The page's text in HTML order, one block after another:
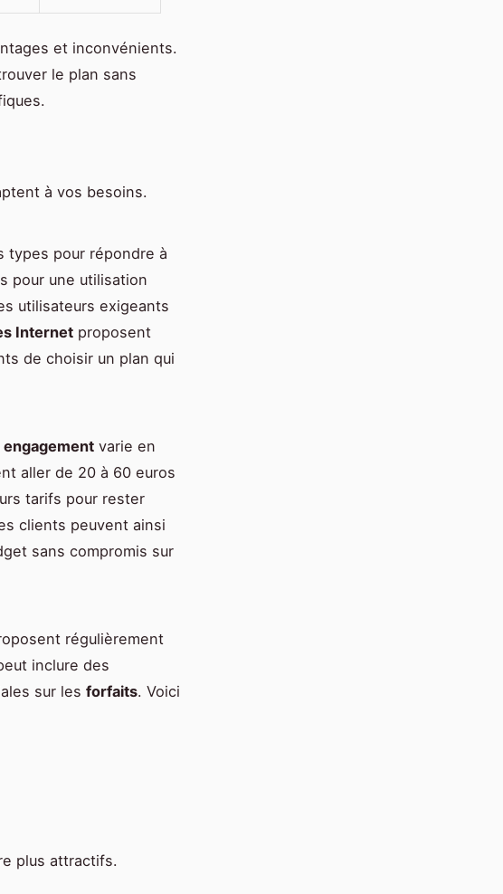
et inconvénients.
le plan sans
à vos besoins.
types pour répondre à
pour une utilisation
utilisateurs exigeants
Internet proposent
de choisir un plan qui
varie en
aller de 20 à 60 euros
tarifs pour rester
clients peuvent ainsi
sans compromis sur
régulièrement
inclure des
sur les forfaits. Voici
plus attractifs.